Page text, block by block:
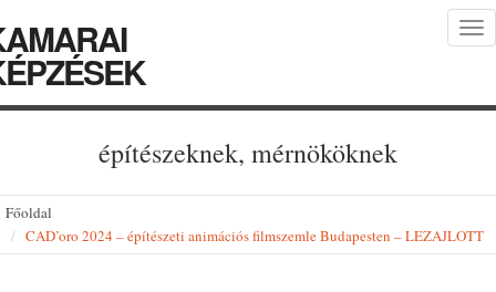
építészeknek, mérnököknek
Főoldal
CAD’oro 2024 – építészeti animációs filmszemle Budapesten – LEZAJLOTT